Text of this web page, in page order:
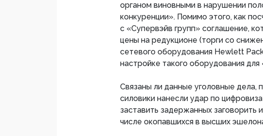
органом виновными в нарушении
конкуренции». Помимо этого, как
с «Супервэйв групп» соглашение,
цены на редукционе (торги со
сетевого оборудования Hewlett
настройке такого оборудования
Связаны ли данные уголовные дела,
силовики нанесли удар по
заставить задержанных заговорить
числе окопавшихся в высших